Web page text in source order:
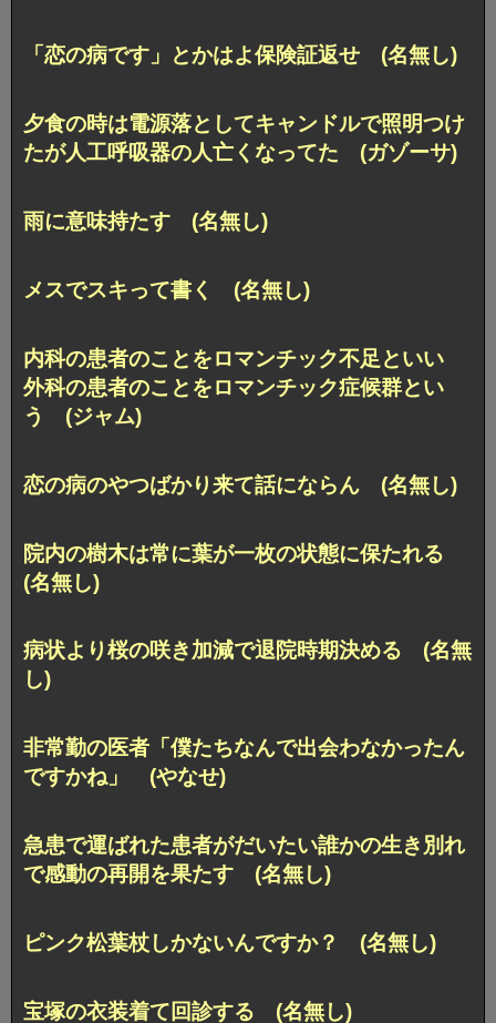
「恋の病です」とかはよ保険証返せ (名無し)
夕食の時は電源落としてキャンドルで照明つけ
たが人工呼吸器の人亡くなってた (ガゾーサ)
雨に意味持たす (名無し)
メスでスキって書く (名無し)
内科の患者のことをロマンチック不足といい
外科の患者のことをロマンチック症候群とい
う (ジャム)
恋の病のやつばかり来て話にならん (名無し)
院内の樹木は常に葉が一枚の状態に保たれる
(名無し)
病状より桜の咲き加減で退院時期決める (名無
し)
非常勤の医者「僕たちなんで出会わなかったん
ですかね」 (やなせ)
急患で運ばれた患者がだいたい誰かの生き別れ
で感動の再開を果たす (名無し)
ピンク松葉杖しかないんですか？ (名無し)
宝塚の衣装着て回診する (名無し)